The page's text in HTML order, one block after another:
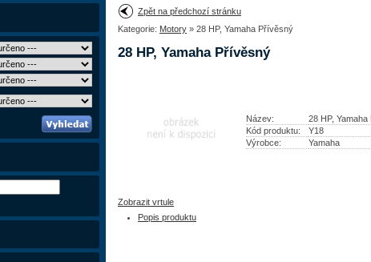
Zpět na předchozí stránku
Kategorie: Motory » 28 HP, Yamaha Přívěsný
28 HP, Yamaha Přívěsný
Název:
28 HP,
Kód produktu:
Y18
Výrobce:
Yamaha
Zobrazit vrtule
Popis produktu